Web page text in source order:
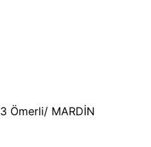
bilgisayarlara getirmeye
web tarama
projesini duyurdu:
Ömerli/ MARDİN